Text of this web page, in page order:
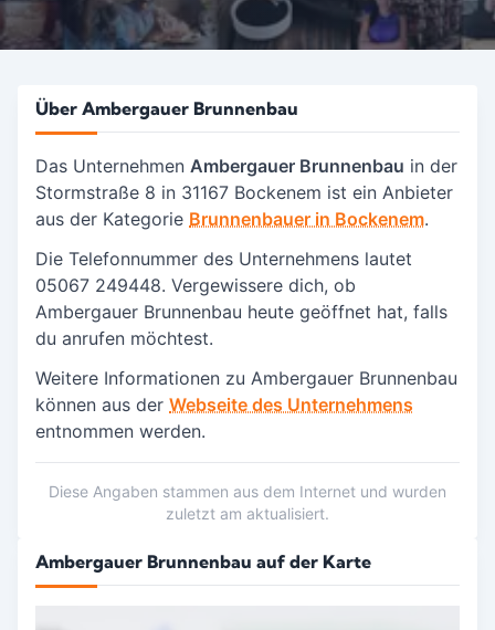
Über Ambergauer Brunnenbau
Das Unternehmen Ambergauer Brunnenbau in der
Stormstraße 8 in 31167 Bockenem ist ein Anbieter
aus der Kategorie Brunnenbauer in Bockenem.
Die Telefonnummer des Unternehmens lautet
05067 249448. Vergewissere dich, ob
Ambergauer Brunnenbau heute geöffnet hat, falls
du anrufen möchtest.
Weitere Informationen zu Ambergauer Brunnenbau
können aus der Webseite des Unternehmens
entnommen werden.
Diese Angaben stammen aus dem Internet und wurden
zuletzt am aktualisiert.
Ambergauer Brunnenbau auf der Karte